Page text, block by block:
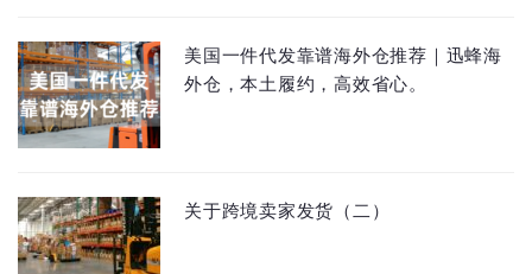
美国一件代发靠谱海外仓推荐｜迅蜂海
外仓，本土履约，高效省心。
关于跨境卖家发货（二）